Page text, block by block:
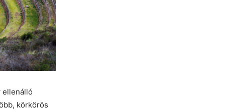
ellenálló
körkörös